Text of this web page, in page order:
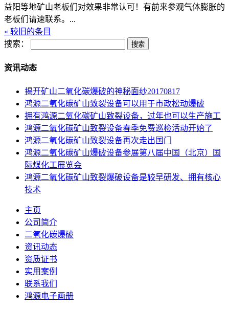
益阳等地矿山老板们对效果非常认可！有前来参观气体膨胀的
老板们请速联系。...
« 较旧的条目
搜索：
资讯动态
揭开矿山二氧化碳爆破的神秘面纱20170817
鸿源二氧化碳矿山致裂设备可以用于市政松动爆破
拥有鸿源二氧化碳矿山致裂设备，过年也可以生产施工
鸿源二氧化碳矿山致裂设备春季免费巡检活动开始了
鸿源二氧化碳矿山致裂设备再次走出国门
鸿源二氧化碳矿山爆破设备参展第八届中国（北京）国
际煤化工展览会
鸿源二氧化碳矿山致裂爆破设备是较早研发、拥有核心
技术
主页
公司简介
二氧化碳爆破
资讯动态
资质证书
实用案例
联系我们
鸿源电子画册